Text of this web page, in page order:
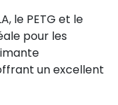
le PETG et le
pour les
un excellent